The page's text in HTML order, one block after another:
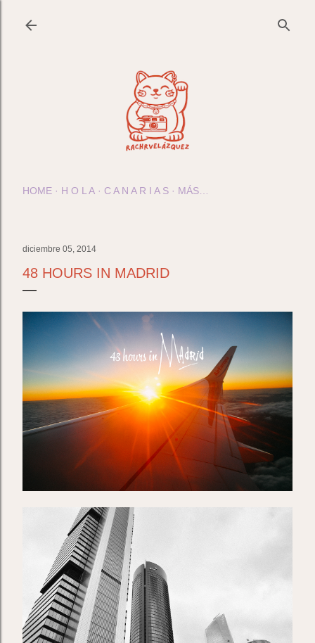
HOME H O L A C A N A R I A S MÁS…
diciembre 05, 2014
48 HOURS IN MADRID